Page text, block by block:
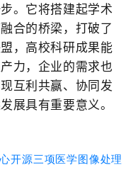
。它将搭建起学术
合的桥梁，打破了
，高校科研成果能
力，企业的需求也
互利共赢、协同发
展具有重要意义。
开源三项医学图像处理